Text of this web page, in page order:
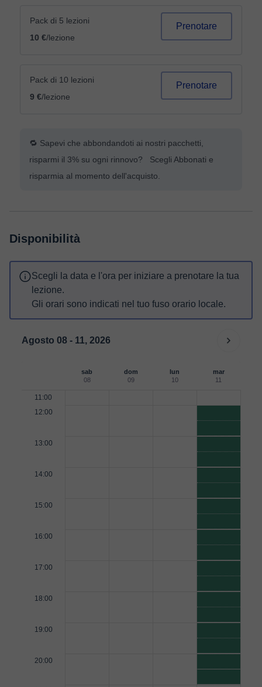
Pack di 5 lezioni
10 €/lezione
Prenotare
Pack di 10 lezioni
9 €/lezione
Prenotare
🔁 Sapevi che abbondandoti ai nostri pacchetti,
risparmi il 3% su ogni rinnovo? Scegli Abbonati e
risparmia al momento dell'acquisto.
Disponibilità
Scegli la data e l'ora per iniziare a prenotare la tua
lezione.
Gli orari sono indicati nel tuo fuso orario locale.
Agosto 08 - 11, 2026
sab
08
dom
09
lun
10
mar
11
11:00
12:00
13:00
14:00
15:00
16:00
17:00
18:00
19:00
20:00